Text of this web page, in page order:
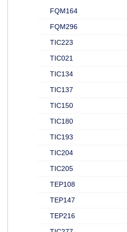
FQM164
FQM296
TIC223
TIC021
TIC134
TIC137
TIC150
TIC180
TIC193
TIC204
TIC205
TEP108
TEP147
TEP216